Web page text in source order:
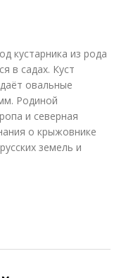
кустарника из рода
в садах. Куст
овальные
Родиной
и северная
о крыжовнике
земель и